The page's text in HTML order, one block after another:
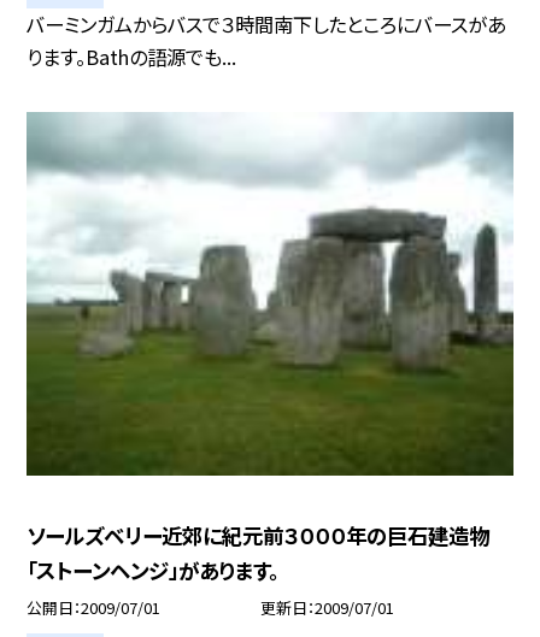
バーミンガムからバスで３時間南下したところにバースがあ
ります。Bathの語源でも...
ソールズベリー近郊に紀元前３０００年の巨石建造物
「ストーンヘンジ」があります。
公開日 2009/07/01 更新日 2009/07/01